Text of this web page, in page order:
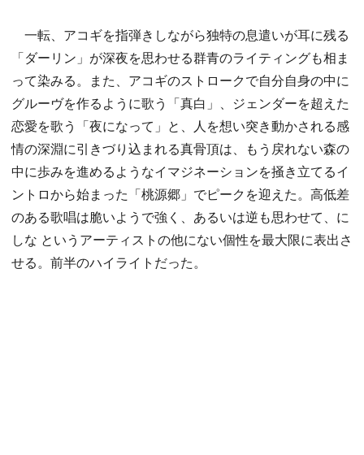
一転、アコギを指弾きしながら独特の息遣いが耳に残る
「ダーリン」が深夜を思わせる群青のライティングも相ま
って染みる。また、アコギのストロークで自分自身の中に
グルーヴを作るように歌う「真白」、ジェンダーを超えた
恋愛を歌う「夜になって」と、人を想い突き動かされる感
情の深淵に引きづり込まれる真骨頂は、もう戻れない森の
中に歩みを進めるようなイマジネーションを掻き立てるイ
ントロから始まった「桃源郷」でピークを迎えた。高低差
のある歌唱は脆いようで強く、あるいは逆も思わせて、に
しな というアーティストの他にない個性を最大限に表出さ
せる。前半のハイライトだった。